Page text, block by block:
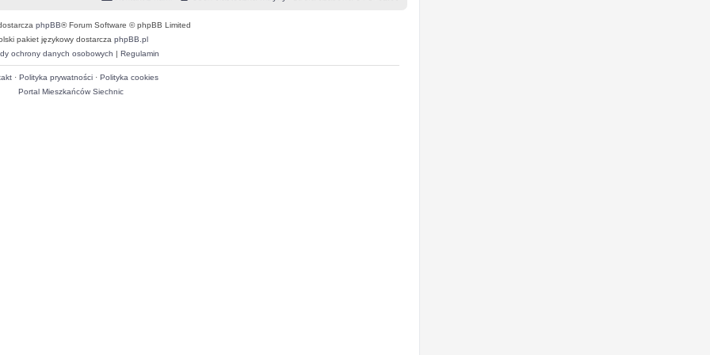
phpBB® Forum Software © phpBB Limited
pakiet językowy dostarcza phpBB.pl
ochrony danych osobowych | Regulamin
· Polityka prywatności· Polityka cookies
Portal Mieszkańców Siechnic